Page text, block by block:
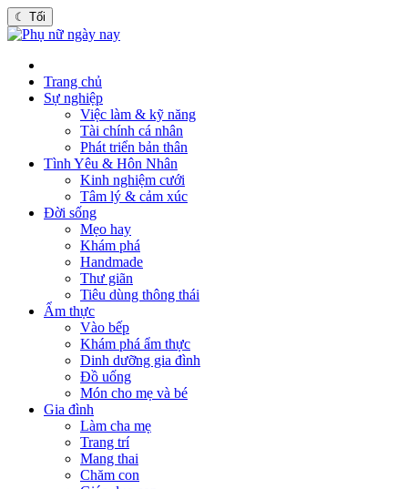
☾ Tối
Trang chủ
Sự nghiệp
Việc làm & kỹ năng
Tài chính cá nhân
Phát triển bản thân
Tình Yêu & Hôn Nhân
Kinh nghiệm cưới
Tâm lý & cảm xúc
Đời sống
Mẹo hay
Khám phá
Handmade
Thư giãn
Tiêu dùng thông thái
Ẩm thực
Vào bếp
Khám phá ẩm thực
Dinh dưỡng gia đình
Đồ uống
Món cho mẹ và bé
Gia đình
Làm cha mẹ
Trang trí
Mang thai
Chăm con